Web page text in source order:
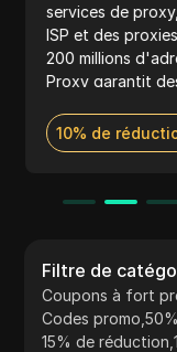
services de
ISP et des
200 millions
Proxy garantit
telles que le web
l'accès à du
flexibilité et
avec des
fonctionnalités
10% de
Filtre de
Coupons à fort
Codes promo ,
15% de réduction ,